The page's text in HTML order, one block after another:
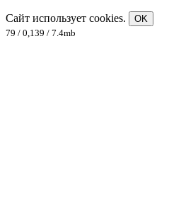
Сайт использует cookies.
OK
79 / 0,139 / 7.4mb